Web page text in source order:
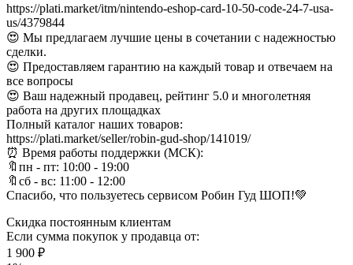
https://plati.market/itm/nintendo-eshop-card-10-50-code-24-7-usa-
us/4379844
😍 Мы предлагаем лучшие цены в сочетании с надежностью
сделки.
😍 Предоставляем гарантию на каждый товар и отвечаем на
все вопросы
😍 Ваш надежный продавец, рейтинг 5.0 и многолетняя
работа на других площадках
Полный каталог наших товаров:
https://plati.market/seller/robin-gud-shop/141019/
⏰ Время работы поддержки (МСК):
🔖пн - пт: 10:00 - 19:00
🔖сб - вс: 11:00 - 12:00
Спасибо, что пользуетесь сервисом Робин Гуд ШОП!💚
Скидка постоянным клиентам
Если сумма покупок у продавца от:
1 900 ₽